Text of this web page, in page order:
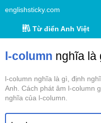
englishsticky.com
Từ điển Anh Việt
l-column nghĩa là
l-column nghĩa là gì, định
Anh. Cách phát âm l-column
nghĩa của l-column.